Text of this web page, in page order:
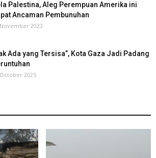
Palestina, Aleg Perempuan Amerika ini
Ancaman Pembunuhan
2023
Ada yang Tersisa”, Kota Gaza Jadi Padang
2025